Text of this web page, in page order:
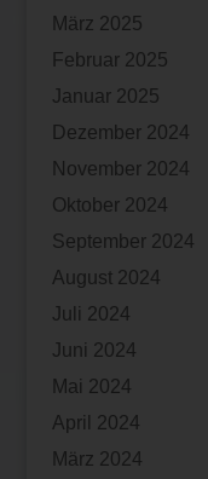
März 2025
Februar 2025
Januar 2025
Dezember 2024
November 2024
Oktober 2024
September 2024
August 2024
Juli 2024
Juni 2024
Mai 2024
April 2024
März 2024